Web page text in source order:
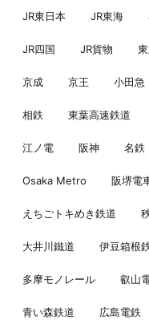
JR東日本 JR東海
JR四国 JR貨物
京成 京王 小田急
相鉄 東葉高速鉄道
江ノ電 阪神 名鉄
Osaka Metro 阪堺電
えちごトキめき鉄道
大井川鐵道 伊豆箱根
多摩モノレール 叡山
青い森鉄道 広島電鉄